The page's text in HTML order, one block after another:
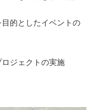
目的としたイベントの
ロジェクトの実施